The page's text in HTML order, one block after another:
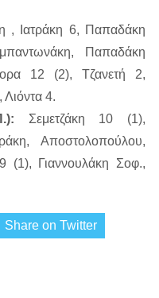
, Ιατράκη 6, Παπαδάκη
Παπαδάκη
12 (2), Τζανετή 2,
4.
Σεμετζάκη 10 (1),
Αποστολοπούλου,
(1), Γιαννουλάκη Σοφ.,
Share on Twitter